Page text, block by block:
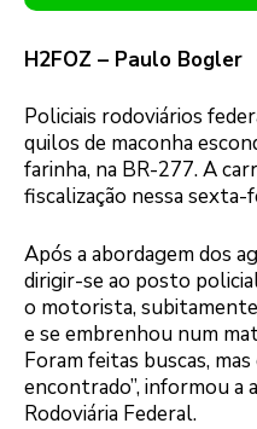
H2FOZ – Paulo Bogler
Policiais rodoviários
quilos de maconha
farinha, na BR-277. A
fiscalização nessa sexta-
Após a abordagem dos
dirigir-se ao posto
o motorista,
e se embrenhou num
Foram feitas buscas,
encontrado”, informou a
Rodoviária Federal.